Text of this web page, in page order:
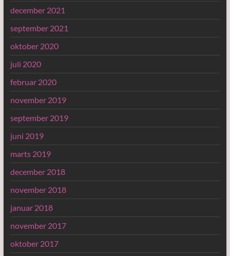
december 2021
september 2021
oktober 2020
juli 2020
februar 2020
november 2019
september 2019
juni 2019
marts 2019
december 2018
november 2018
januar 2018
november 2017
oktober 2017